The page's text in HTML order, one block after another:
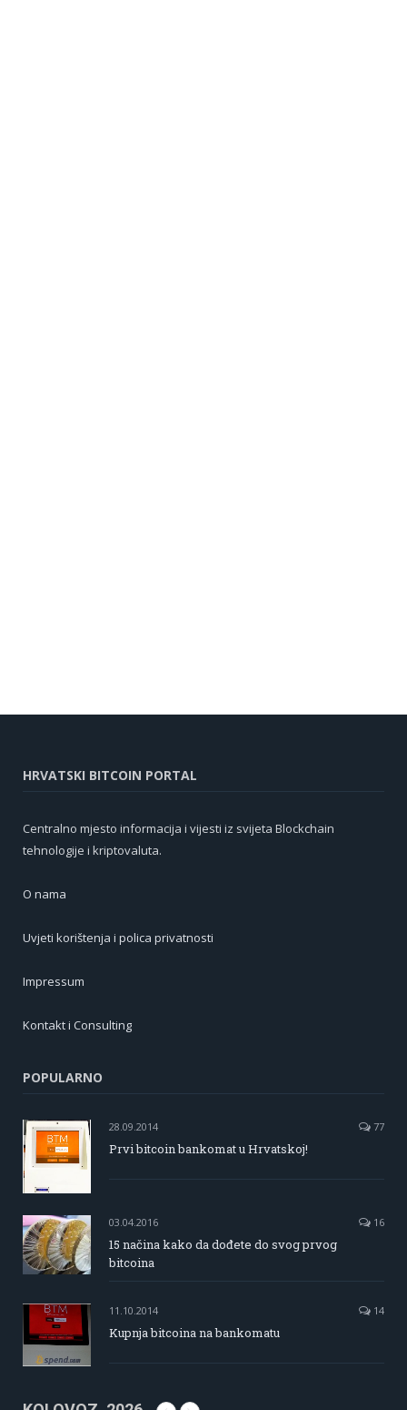
HRVATSKI BITCOIN PORTAL
Centralno mjesto informacija i vijesti iz svijeta Blockchain
tehnologije i kriptovaluta.
O nama
Uvjeti korištenja i polica privatnosti
Impressum
Kontakt i Consulting
POPULARNO
28.09.2014 77
Prvi bitcoin bankomat u Hrvatskoj!
03.04.2016 16
15 načina kako da dođete do svog prvog
bitcoina
11.10.2014 14
Kupnja bitcoina na bankomatu